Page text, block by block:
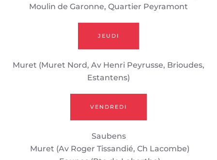
Moulin de Garonne, Quartier Peyramont
JEUDI
Muret (Muret Nord, Av Henri Peyrusse, Brioudes,
Estantens)
VENDREDI
Saubens
Muret (Av Roger Tissandié, Ch Lacombe)